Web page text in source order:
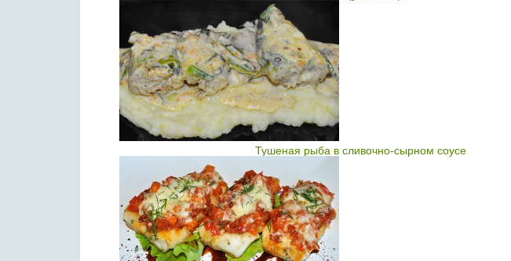
Тушеная рыба в сливочно-сырном соусе